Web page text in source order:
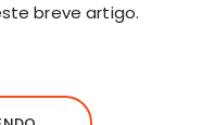
breve artigo.